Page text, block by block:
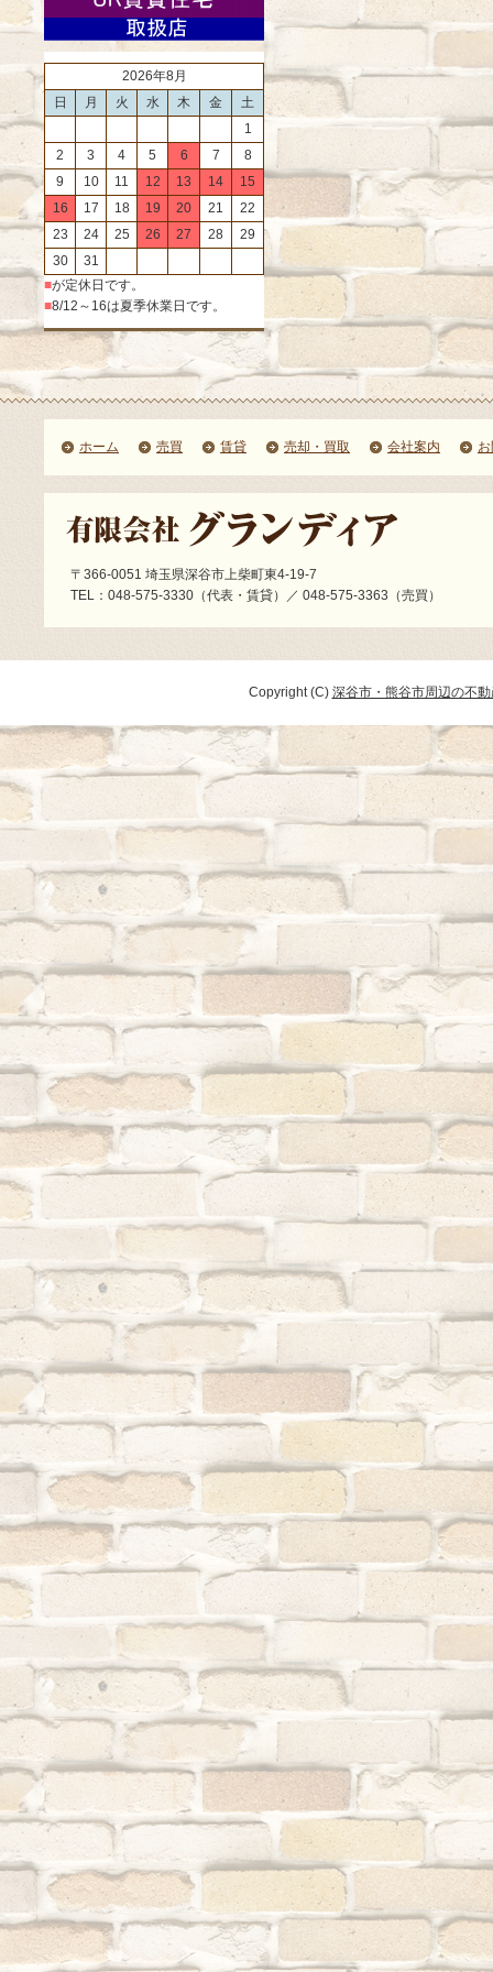
2026年8月
日
月 火 水 木 金
土
1
2
3 4 5 6 7
8
9
10 11 12 13 14
15
16
17 18 19 20 21
22
23
24 25 26 27 28
29
30
31
■が定休日です。
■8/12～16は夏季休業日です。
ホーム 売買 賃貸 売却・買取 会社案内
〒366-0051 埼玉県深谷市上柴町東4-19-7
TEL：048-575-3330（代表・賃貸）／ 048-575-3363（売買）
Copyright (C) 深谷市・熊谷市周辺の不